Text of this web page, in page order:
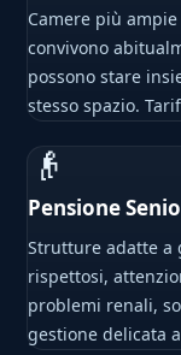
Camere più
convivono
possono stare
stesso spazio.
👴
Pensione
Strutture adatte a
rispettosi,
problemi renali,
gestione delicata